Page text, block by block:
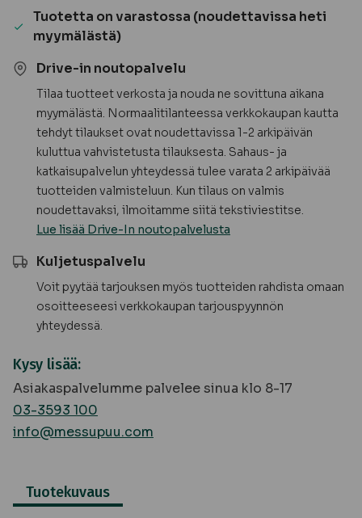
m²/pkt)
määrä
Tuotetta on varastossa (noudettavissa heti
myymälästä)
Drive-in noutopalvelu
Tilaa tuotteet verkosta ja nouda ne sovittuna aikana
myymälästä. Normaalitilanteessa verkkokaupan kautta
tehdyt tilaukset ovat noudettavissa 1-2 arkipäivän
kuluttua vahvistetusta tilauksesta. Sahaus- ja
katkaisupalvelun yhteydessä tulee varata 2 arkipäivää
tuotteiden valmisteluun. Kun tilaus on valmis
noudettavaksi, ilmoitamme siitä tekstiviestitse.
Lue lisää Drive-In noutopalvelusta
Kuljetuspalvelu
Voit pyytää tarjouksen myös tuotteiden rahdista omaan
osoitteeseesi verkkokaupan tarjouspyynnön
yhteydessä.
Kysy lisää:
Asiakaspalvelumme palvelee sinua klo 8-17
03-3593 100
info@messupuu.com
Tuotekuvaus